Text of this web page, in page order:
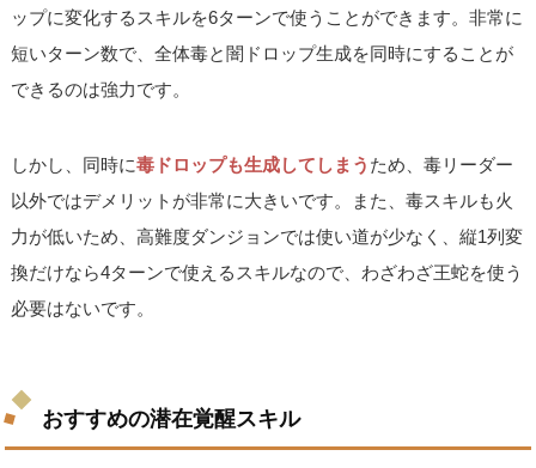
ップに変化するスキルを6ターンで使うことができます。非常に
短いターン数で、全体毒と闇ドロップ生成を同時にすることが
できるのは強力です。
しかし、同時に毒ドロップも生成してしまう ため、毒リーダー
以外ではデメリットが非常に大きいです。また、毒スキルも火
力が低いため、高難度ダンジョンでは使い道が少なく、縦1列変
換だけなら4ターンで使えるスキルなので、わざわざ王蛇を使う
必要はないです。
おすすめの潜在覚醒スキル